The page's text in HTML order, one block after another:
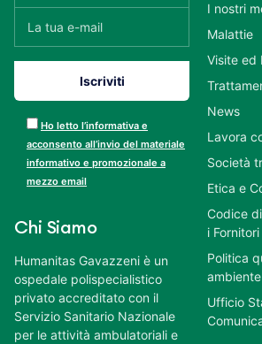
Ho letto l’informativa e
acconsento all’invio del materiale
informativo e promozionale a
mezzo email
Chi Siamo
Humanitas Gavazzeni è un
ospedale polispecialistico
privato accreditato con il
Servizio Sanitario Nazionale
per le attività ambulatoriali e
I nostri
Malattie
Visite ed
News
Lavora
Società
Etica e
Codice
i Fornitori
Politica
Ufficio